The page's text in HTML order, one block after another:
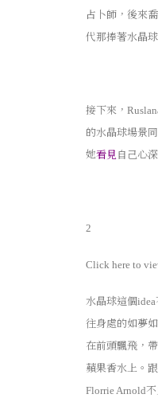
占卜師，後來
代那捧著水晶
接下來，
的水晶球場景
她看見自己心
2
Click here to
水晶球這個idea
往身處的如夢
在前頭飄飛，
蘋果香水上。跟
Florrie Arnold